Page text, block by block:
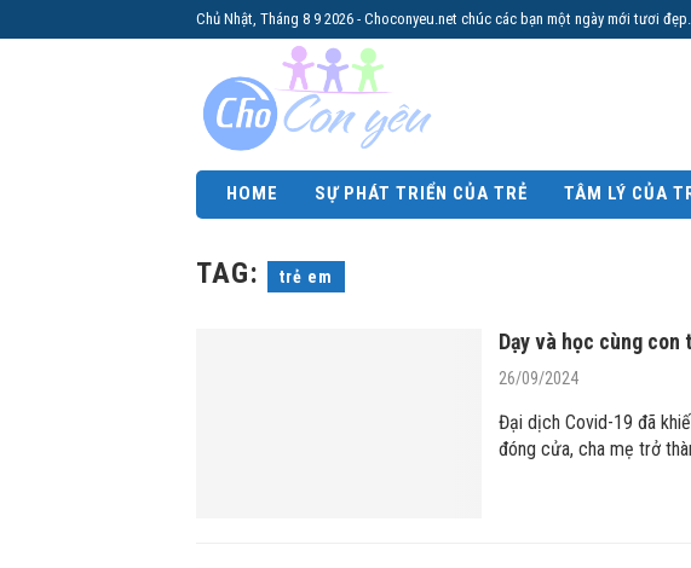
Chủ Nhật, Tháng 8 9 2026 - Choconyeu.net chúc các bạn một ngày mới tươi đẹp.
HOME SỰ PHÁT TRIỂN CỦA TRẺ TÂM LÝ CỦA
TAG: trẻ em
Dạy và học cùng con
26/09/2024
Đại dịch Covid-19 đã
đóng cửa, cha mẹ trở